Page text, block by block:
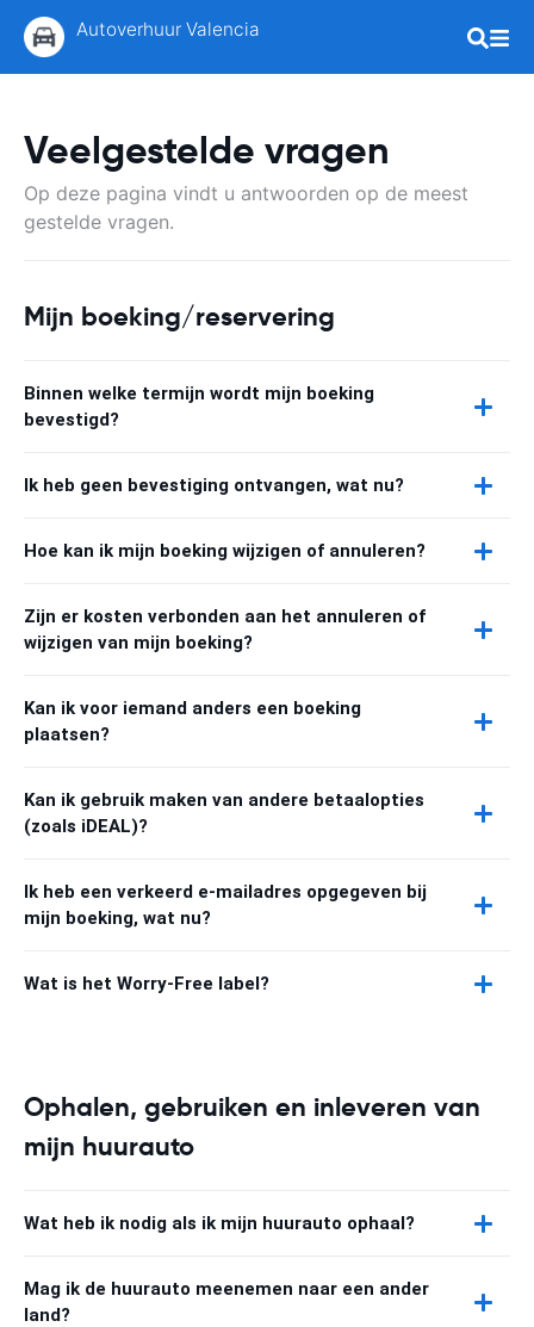
Autoverhuur Valencia
Veelgestelde vragen
Op deze pagina vindt u antwoorden op de meest
gestelde vragen.
Mijn boeking/reservering
Binnen welke termijn wordt mijn boeking
bevestigd?
Ik heb geen bevestiging ontvangen, wat nu?
Hoe kan ik mijn boeking wijzigen of annuleren?
Zijn er kosten verbonden aan het annuleren of
wijzigen van mijn boeking?
Kan ik voor iemand anders een boeking
plaatsen?
Kan ik gebruik maken van andere betaalopties
(zoals iDEAL)?
Ik heb een verkeerd e-mailadres opgegeven bij
mijn boeking, wat nu?
Wat is het Worry-Free label?
Ophalen, gebruiken en inleveren van
mijn huurauto
Wat heb ik nodig als ik mijn huurauto ophaal?
Mag ik de huurauto meenemen naar een ander
land?